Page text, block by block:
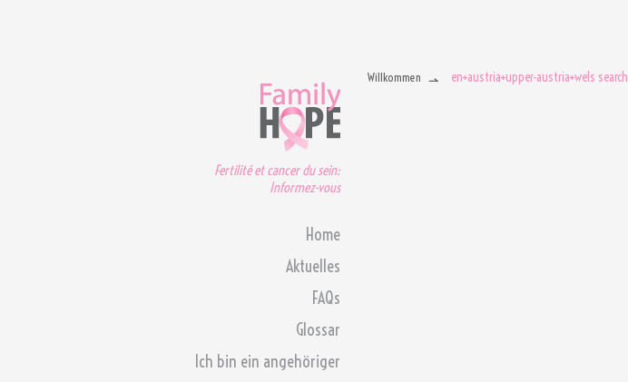
Fertilité et cancer du sein:
Informez-vous
Home
Aktuelles
FAQs
Glossar
Ich bin ein angehöriger
Willkommen en+austria+upper-austria+wels search